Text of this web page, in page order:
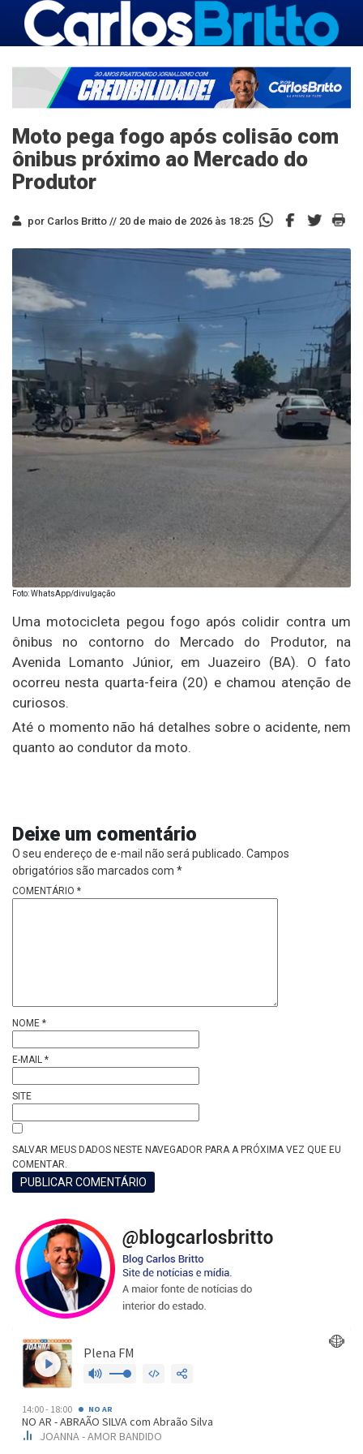
Moto pega fogo após colisão com
ônibus próximo ao Mercado do
Produtor
por Carlos Britto // 20 de maio de 2026 às 18:25
Foto: WhatsApp/divulgação
Uma motocicleta pegou fogo após colidir contra um
ônibus no contorno do Mercado do Produtor, na
Avenida Lomanto Júnior, em Juazeiro (BA). O fato
ocorreu nesta quarta-feira (20) e chamou atenção de
curiosos.
Até o momento não há detalhes sobre o acidente, nem
quanto ao condutor da moto.
Deixe um comentário
O seu endereço de e-mail não será publicado. Campos
obrigatórios são marcados com *
COMENTÁRIO *
NOME *
E-MAIL *
SITE
SALVAR MEUS DADOS NESTE NAVEGADOR PARA A PRÓXIMA VEZ QUE EU
COMENTAR.